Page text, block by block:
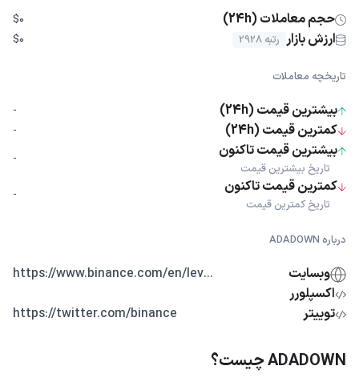
حجم معاملات (24h) $0
ارزش بازار رتبه 2928 $0
تاریخچه معاملات
بیشترین قیمت (24h) -
کمترین قیمت (24h) -
بیشترین قیمت تاکنون
تاریخ بیشترین قیمت
-
کمترین قیمت تاکنون
تاریخ کمترین قیمت
-
درباره ADADOWN
وبسایت
...https://www.binance.com/en/lev
اکسپلورر
توییتر
https://twitter.com/binance
ADADOWN چیست؟